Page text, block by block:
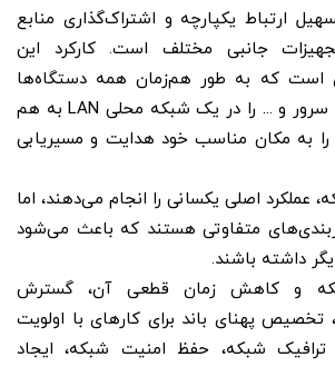
ارتباط یکپارچه و اشتراک‌گذاری منابع
جانبی مختلف است. کارکرد این
است که به طور هم‌زمان همه دستگاه‌ها
ازجمله: رایانه، پرینتر، سرور و ... را در یک شبکه محلی LAN به هم
را به مکان مناسب خود هدایت و مسیریابی
عملکرد اصلی یکسانی را انجام می‌دهند، اما
متفاوتی هستند که باعث می‌شود
داشته باشند.
و کاهش زمان قطعی آن، گسترش
پهنای باند برای کارهای با اولویت
ترافیک شبکه، حفظ امنیت شبکه، ایجاد